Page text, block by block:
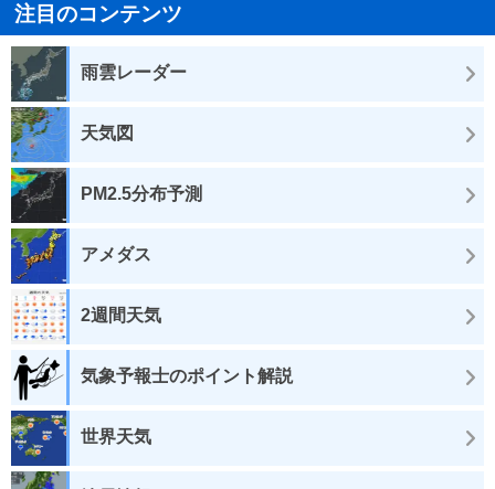
注目のコンテンツ
雨雲レーダー
天気図
PM2.5分布予測
アメダス
2週間天気
気象予報士のポイント解説
世界天気